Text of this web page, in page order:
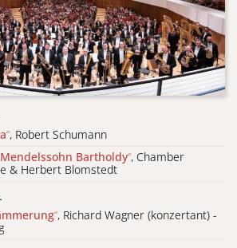
“, Robert Schumann
Mendelssohn Bartholdy“, Chamber
& Herbert Blomstedt
“, Richard Wagner (konzertant) -